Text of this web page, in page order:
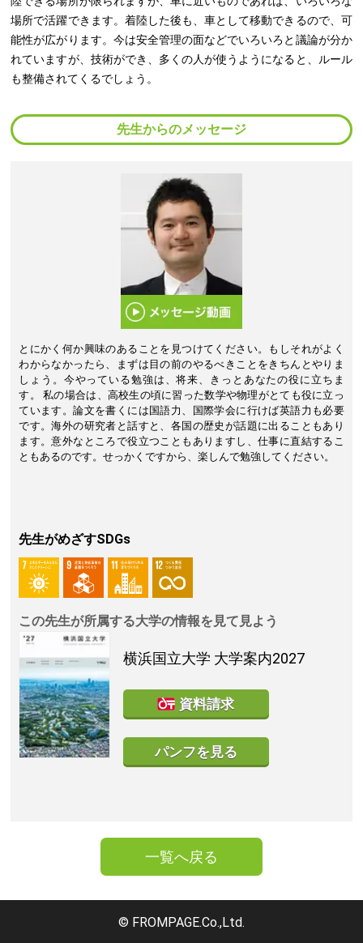
場所で活躍できます。着陸した後も、車として移動できるので、可
能性が広がります。今は安全管理の面などでいろいろと議論が分か
れていますが、技術ができ、多くの人が使うようになると、ルール
も整備されてくるでしょう。
先生からのメッセージ
とにかく何か興味のあることを見つけてください。もしそれがよく
わからなかったら、まずは目の前のやるべきことをきちんとやりま
しょう。今やっている勉強は、将来、きっとあなたの役に立ちま
す。 私の場合は、高校生の頃に習った数学や物理がとても役に立っ
ています。論文を書くには国語力、国際学会に行けば英語力も必要
です。海外の研究者と話すと、各国の歴史が話題に出ることもあり
ます。意外なところで役立つこともありますし、仕事に直結するこ
ともあるのです。せっかくですから、楽しんで勉強してください。
先生がめざすSDGs
この先生が所属する大学の情報を見て見よう
横浜国立大学 大学案内2027
資料請求
パンフを見る
一覧へ戻る
© FROMPAGE.Co.,Ltd.